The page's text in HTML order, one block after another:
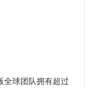
全球团队拥有超过